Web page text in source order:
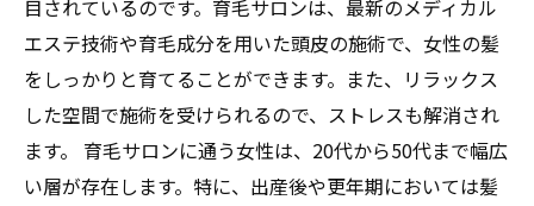
目されているのです。育毛サロンは、最新のメディカル
エステ技術や育毛成分を用いた頭皮の施術で、女性の髪
をしっかりと育てることができます。また、リラックス
した空間で施術を受けられるので、ストレスも解消され
ます。 育毛サロンに通う女性は、20代から50代まで幅広
い層が存在します。特に、出産後や更年期においては髪